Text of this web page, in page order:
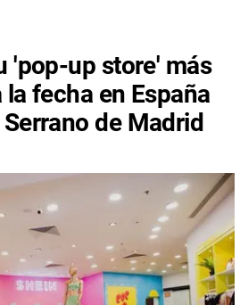
'pop-up store' más
fecha en España
de Madrid